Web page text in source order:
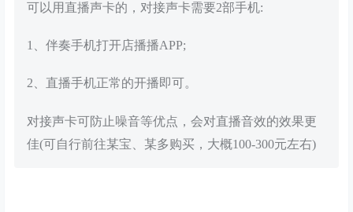
可以用直播声卡的，对接声卡需要2部手机:
1、伴奏手机打开店播播APP;
2、直播手机正常的开播即可。
对接声卡可防止噪音等优点，会对直播音效的效果更
佳(可自行前往某宝、某多购买，大概100-300元左右)